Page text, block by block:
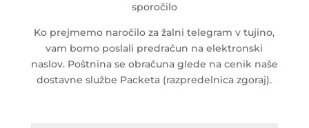
sporočilo
Ko prejmemo naročilo za žalni telegram v tujino,
vam bomo poslali predračun na elektronski
naslov. Poštnina se obračuna glede na cenik naše
dostavne službe Packeta (razpredelnica zgoraj).